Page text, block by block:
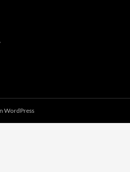
WordPress